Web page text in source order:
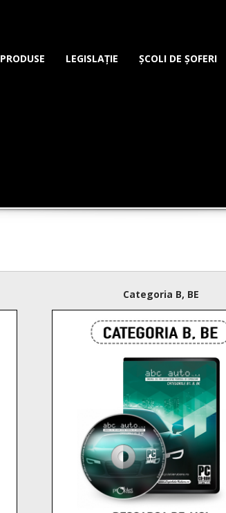
PRODUSE LEGISLAȚIE ȘCOLI DE ȘOFERI
Categoria B, BE